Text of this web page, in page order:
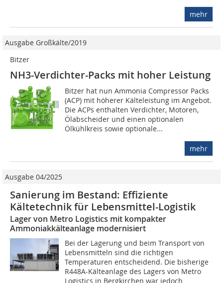
mehr
Ausgabe Großkälte/2019
Bitzer
NH3-Verdichter-Packs mit hoher Leistung
Bitzer hat nun Ammonia Compressor Packs
(ACP) mit höherer Kälteleistung im Angebot.
Die ACPs enthalten Verdichter, Motoren,
Ölabscheider und einen optionalen
Ölkühlkreis sowie optionale...
mehr
Ausgabe 04/2025
Sanierung im Bestand: Effiziente
Kältetechnik für Lebensmittel-Logistik
Lager von Metro Logistics mit kompakter
Ammoniakkälteanlage modernisiert
Bei der Lagerung und beim Transport von
Lebensmitteln sind die richtigen
Temperaturen entscheidend. Die bisherige
R448A-Kälteanlage des Lagers von Metro
Logistics in Bergkirchen war jedoch